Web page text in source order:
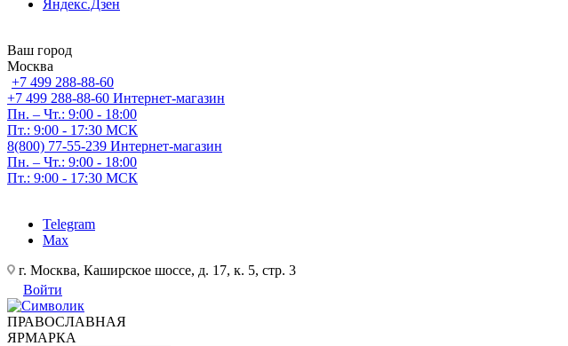
Яндекс.Дзен
Ваш город
Москва
+7 499 288-88-60
+7 499 288-88-60 Интернет-магазин
Пн. – Чт.: 9:00 - 18:00
Пт.: 9:00 - 17:30 МСК
8(800) 77-55-239 Интернет-магазин
Пн. – Чт.: 9:00 - 18:00
Пт.: 9:00 - 17:30 МСК
Telegram
Max
г. Москва, Каширское шоссе, д. 17, к. 5, стр. 3
Войти
ПРАВОСЛАВНАЯ
ЯРМАРКА